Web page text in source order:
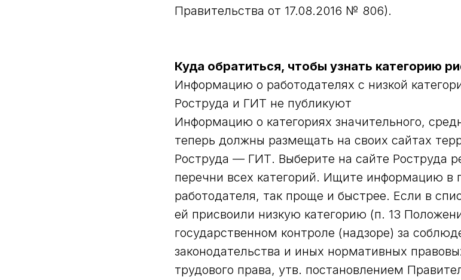
Правительства от 17.08.2016 № 806).
Куда обратиться, чтобы узнать категорию
Информацию о работодателях с низкой
Роструда и ГИТ не публикуют
Информацию о категориях значительного,
теперь должны размещать на своих сайтах
Роструда — ГИТ. Выберите на сайте Роструда
перечни всех категорий. Ищите информацию в
работодателя, так проще и быстрее. Если в
ей присвоили низкую категорию (п. 13
государственном контроле (надзоре) за
законодательства и иных нормативных
трудового права, утв. постановлением